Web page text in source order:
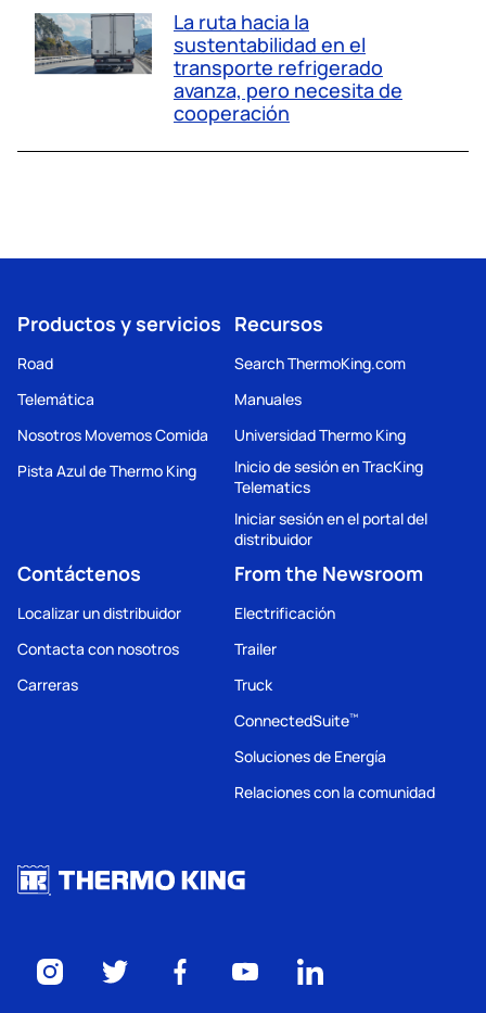
La ruta hacia la
sustentabilidad en el
transporte refrigerado
avanza, pero necesita de
cooperación
Productos y servicios
Road
Telemática
Nosotros Movemos Comida
Pista Azul de Thermo King
Recursos
Search ThermoKing.com
Manuales
Universidad Thermo King
Inicio de sesión en TracKing
Telematics
Iniciar sesión en el portal del
distribuidor
Contáctenos
Localizar un distribuidor
Contacta con nosotros
Carreras
From the Newsroom
Electrificación
Trailer
Truck
ConnectedSuite™
Soluciones de Energía
Relaciones con la comunidad